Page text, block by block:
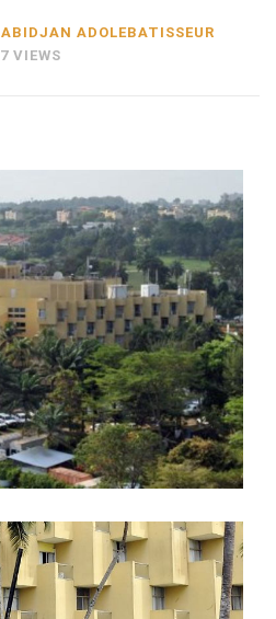
ABIDJAN ADOLEBATISSEUR
7 VIEWS